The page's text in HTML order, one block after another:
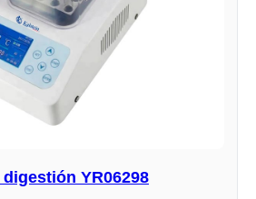
YR06298